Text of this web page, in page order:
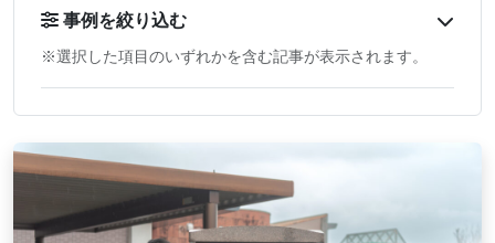
事例を絞り込む
※選択した項目のいずれかを含む記事が表示されます。